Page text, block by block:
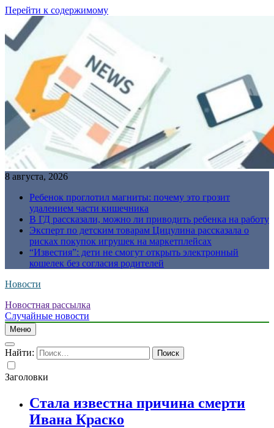
Перейти к содержимому
8 августа, 2026
Ребенок проглотил магниты: почему это грозит
удалением части кишечника
В ГД рассказали, можно ли приводить ребенка на работу
Эксперт по детским товарам Цицулина рассказала о
рисках покупок игрушек на маркетплейсах
“Известия”: дети не смогут открыть электронный
кошелек без согласия родителей
Новости
Новостная рассылка
Случайные новости
Меню
Найти:
Заголовки
Стала известна причина смерти
Ивана Краско